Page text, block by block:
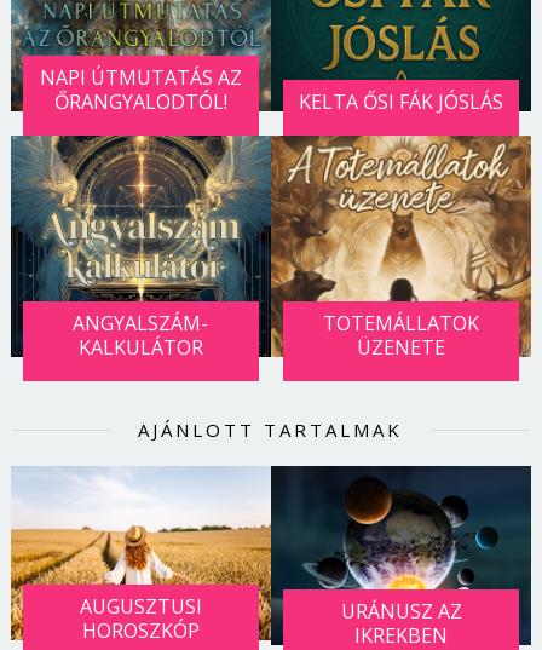
NAPI ÚTMUTATÁS AZ
ŐRANGYALODTÓL!
KELTA ŐSI FÁK JÓSLÁS
ANGYALSZÁM-
KALKULÁTOR
TOTEMÁLLATOK
ÜZENETE
AJÁNLOTT TARTALMAK
AUGUSZTUSI
HOROSZKÓP
URÁNUSZ AZ
IKREKBEN
Jelszó